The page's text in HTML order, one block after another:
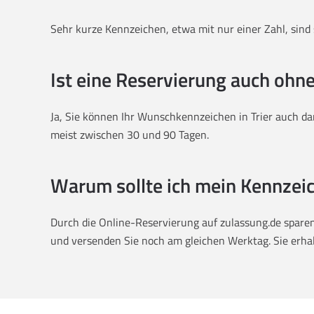
Sehr kurze Kennzeichen, etwa mit nur einer Zahl,
Ist eine Reservierung auch
Ja, Sie können Ihr Wunschkennzeichen in Trier auch
meist zwischen 30 und 90 Tagen.
Warum sollte ich mein
Durch die Online-Reservierung auf zulassung.de
und versenden Sie noch am gleichen Werktag. Sie